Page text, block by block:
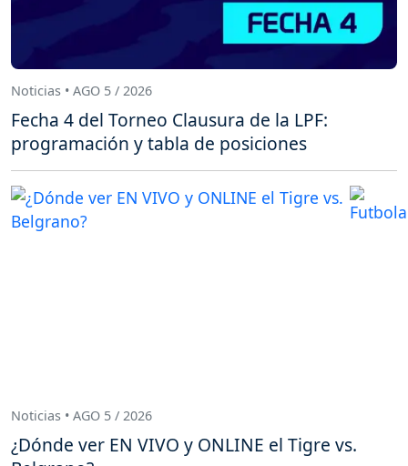
Noticias • AGO 5 / 2026
Fecha 4 del Torneo Clausura de la LPF:
programación y tabla de posiciones
Noticias • AGO 5 / 2026
¿Dónde ver EN VIVO y ONLINE el Tigre vs.